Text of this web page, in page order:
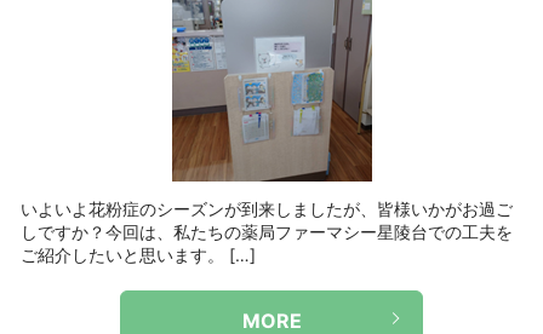
いよいよ花粉症のシーズンが到来しましたが、皆様いかがお過ご
しですか？今回は、私たちの薬局ファーマシー星陵台での工夫を
ご紹介したいと思います。 […]
MORE